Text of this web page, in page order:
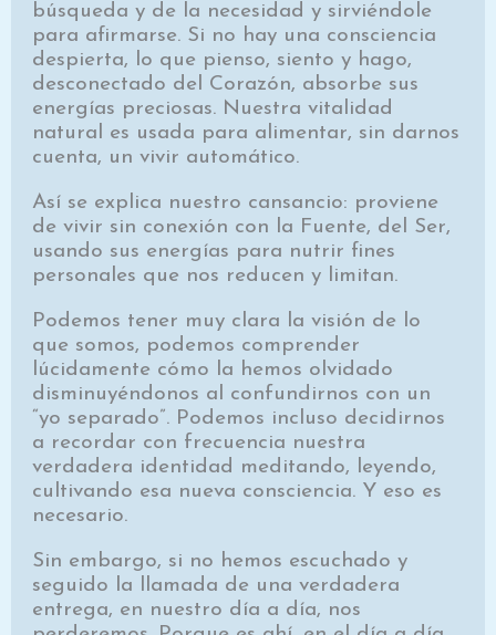
búsqueda y de la necesidad y sirviéndole
para afirmarse. Si no hay una consciencia
despierta, lo que pienso, siento y hago,
desconectado del Corazón, absorbe sus
energías preciosas. Nuestra vitalidad
natural es usada para alimentar, sin darnos
cuenta, un vivir automático.
Así se explica nuestro cansancio: proviene
de vivir sin conexión con la Fuente, del Ser,
usando sus energías para nutrir fines
personales que nos reducen y limitan.
Podemos tener muy clara la visión de lo
que somos, podemos comprender
lúcidamente cómo la hemos olvidado
disminuyéndonos al confundirnos con un
“yo separado”. Podemos incluso decidirnos
a recordar con frecuencia nuestra
verdadera identidad meditando, leyendo,
cultivando esa nueva consciencia. Y eso es
necesario.
Sin embargo, si no hemos escuchado y
seguido la llamada de una verdadera
entrega, en nuestro día a día, nos